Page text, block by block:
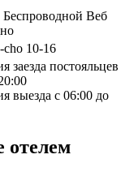
Веб
10-16
заезда постояльцев
выезда с 06:00 до
отелем